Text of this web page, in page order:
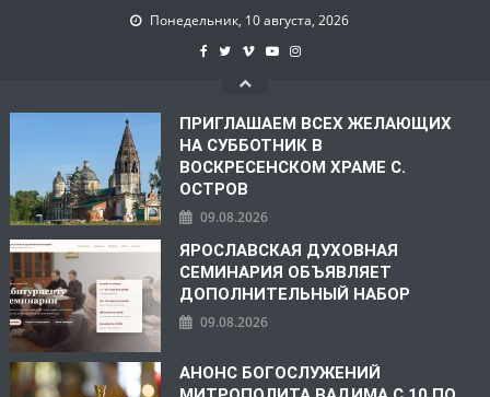
Понедельник, 10 августа, 2026
ПРИГЛАШАЕМ ВСЕХ ЖЕЛАЮЩИХ
НА СУББОТНИК В
ВОСКРЕСЕНСКОМ ХРАМЕ С.
ОСТРОВ
09.08.2026
ЯРОСЛАВСКАЯ ДУХОВНАЯ
СЕМИНАРИЯ ОБЪЯВЛЯЕТ
ДОПОЛНИТЕЛЬНЫЙ НАБОР
09.08.2026
АНОНС БОГОСЛУЖЕНИЙ